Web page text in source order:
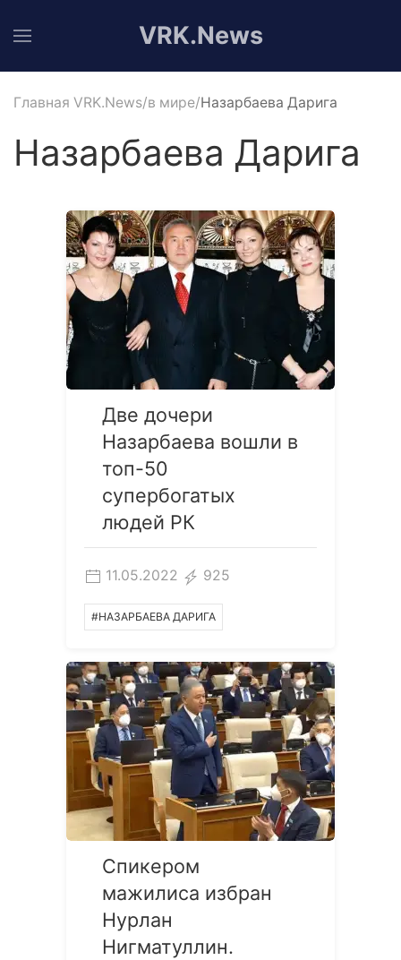
VRK.News
Главная VRK.News в мире Назарбаева Дарига
Назарбаева Дарига
​​Две дочери
Назарбаева вошли в
топ-50
супербогатых
людей РК
11.05.2022 925
#НАЗАРБАЕВА ДАРИГА
Спикером
мажилиса избран
Нурлан
Нигматуллин.